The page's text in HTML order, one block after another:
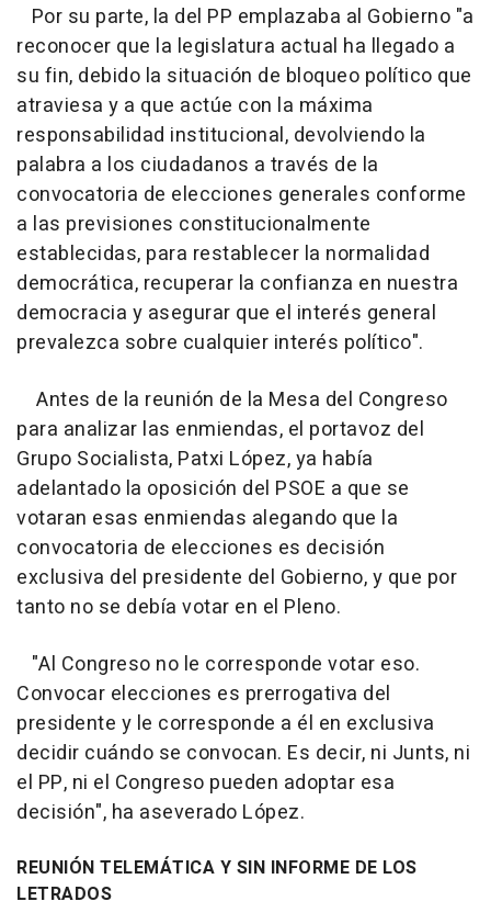
Por su parte, la del PP emplazaba al Gobierno "a
reconocer que la legislatura actual ha llegado a
su fin, debido la situación de bloqueo político que
atraviesa y a que actúe con la máxima
responsabilidad institucional, devolviendo la
palabra a los ciudadanos a través de la
convocatoria de elecciones generales conforme
a las previsiones constitucionalmente
establecidas, para restablecer la normalidad
democrática, recuperar la confianza en nuestra
democracia y asegurar que el interés general
prevalezca sobre cualquier interés político".
Antes de la reunión de la Mesa del Congreso
para analizar las enmiendas, el portavoz del
Grupo Socialista, Patxi López, ya había
adelantado la oposición del PSOE a que se
votaran esas enmiendas alegando que la
convocatoria de elecciones es decisión
exclusiva del presidente del Gobierno, y que por
tanto no se debía votar en el Pleno.
"Al Congreso no le corresponde votar eso.
Convocar elecciones es prerrogativa del
presidente y le corresponde a él en exclusiva
decidir cuándo se convocan. Es decir, ni Junts, ni
el PP, ni el Congreso pueden adoptar esa
decisión", ha aseverado López.
REUNIÓN TELEMÁTICA Y SIN INFORME DE LOS
LETRADOS